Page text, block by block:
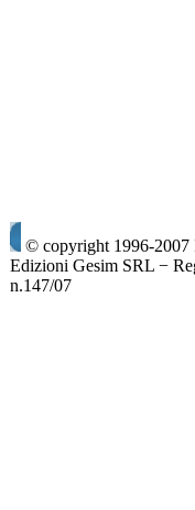
© copyright 1996-2007
Edizioni Gesim SRL −
n.147/07